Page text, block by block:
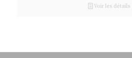
Voir les détails